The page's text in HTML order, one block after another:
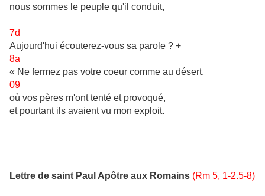
nous sommes le peuple qu'il conduit,
7d
Aujourd'hui écouterez-vous sa parole ? +
8a
« Ne fermez pas votre coeur comme au désert,
09
où vos pères m'ont tenté et provoqué,
et pourtant ils avaient vu mon exploit.
Lettre de saint Paul Apôtre aux Romains (Rm 5, 1-2.5-8)